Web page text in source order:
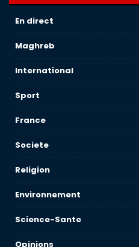
En direct
Maghreb
International
Sport
France
Societe
Religion
Environnement
Science-Sante
Opinions